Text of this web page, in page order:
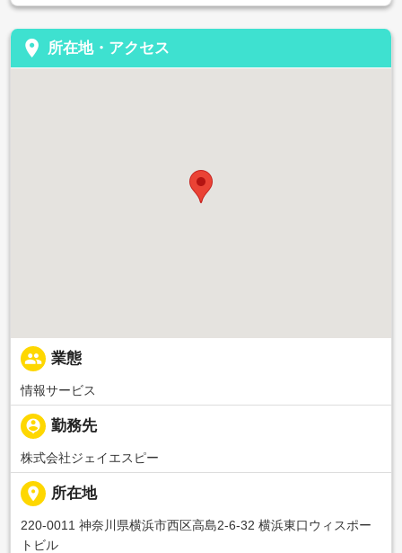
place 所在地・アクセス
people 業態
情報サービス
person_pin 勤務先
株式会社ジェイエスピー
place 所在地
220-0011 神奈川県横浜市西区高島2-6-32 横浜東口ウィスポー
トビル